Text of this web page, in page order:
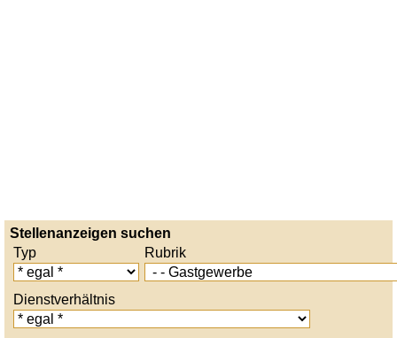
Stellenanzeigen suchen
Typ
Rubrik
Dienstverhältnis